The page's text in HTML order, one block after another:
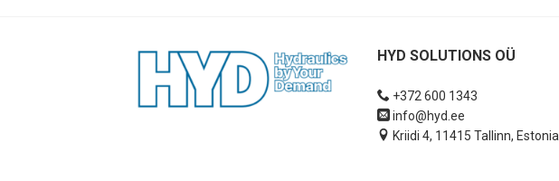
HYD SOLUTIONS OÜ
+372 600 1343
info@hyd.ee
Kriidi 4, 11415 Tallinn, Estonia